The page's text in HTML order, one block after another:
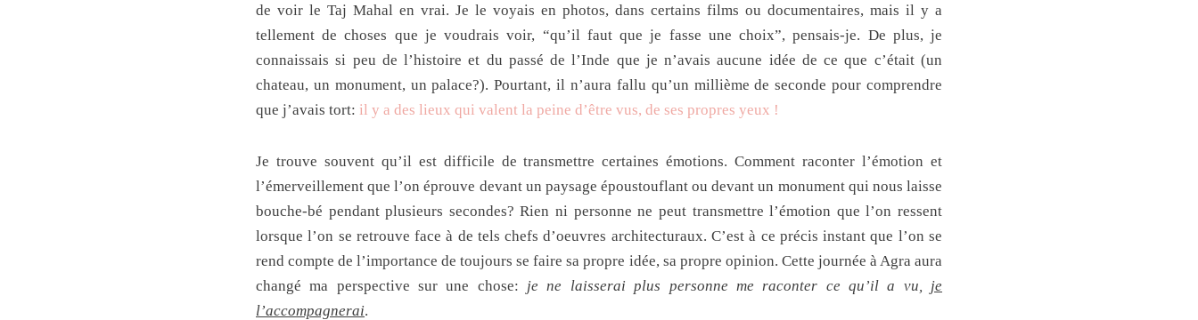
de voir le Taj Mahal en vrai. Je le voyais en photos, dans certains films ou documentaires, mais il y a
tellement de choses que je voudrais voir, “qu’il faut que je fasse une choix”, pensais-je. De plus, je
connaissais si peu de l’histoire et du passé de l’Inde que je n’avais aucune idée de ce que c’était (un
chateau, un monument, un palace?). Pourtant, il n’aura fallu qu’un millième de seconde pour comprendre
que j’avais tort: il y a des lieux qui valent la peine d’être vus, de ses propres yeux !
Je trouve souvent qu’il est difficile de transmettre certaines émotions. Comment raconter l’émotion et
l’émerveillement que l’on éprouve devant un paysage époustouflant ou devant un monument qui nous laisse
bouche-bé pendant plusieurs secondes? Rien ni personne ne peut transmettre l’émotion que l’on ressent
lorsque l’on se retrouve face à de tels chefs d’oeuvres architecturaux. C’est à ce précis instant que l’on se
rend compte de l’importance de toujours se faire sa propre idée, sa propre opinion. Cette journée à Agra aura
changé ma perspective sur une chose: je ne laisserai plus personne me raconter ce qu’il a vu, je
l’accompagnerai.